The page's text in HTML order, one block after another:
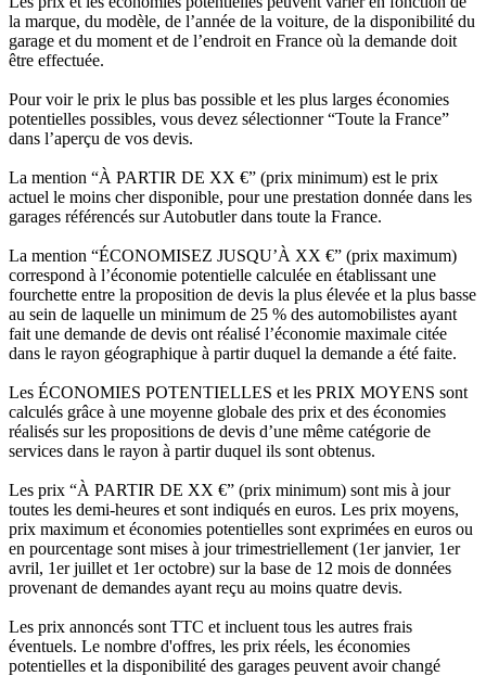
la marque, du modèle, de l’année de la voiture, de la disponibilité du
garage et du moment et de l’endroit en France où la demande doit
être effectuée.
Pour voir le prix le plus bas possible et les plus larges économies
potentielles possibles, vous devez sélectionner “Toute la France”
dans l’aperçu de vos devis.
La mention “À PARTIR DE XX €” (prix minimum) est le prix
actuel le moins cher disponible, pour une prestation donnée dans les
garages référencés sur Autobutler dans toute la France.
La mention “ÉCONOMISEZ JUSQU’À XX €” (prix maximum)
correspond à l’économie potentielle calculée en établissant une
fourchette entre la proposition de devis la plus élevée et la plus basse
au sein de laquelle un minimum de 25 % des automobilistes ayant
fait une demande de devis ont réalisé l’économie maximale citée
dans le rayon géographique à partir duquel la demande a été faite.
Les ÉCONOMIES POTENTIELLES et les PRIX MOYENS sont
calculés grâce à une moyenne globale des prix et des économies
réalisés sur les propositions de devis d’une même catégorie de
services dans le rayon à partir duquel ils sont obtenus.
Les prix “À PARTIR DE XX €” (prix minimum) sont mis à jour
toutes les demi-heures et sont indiqués en euros. Les prix moyens,
prix maximum et économies potentielles sont exprimées en euros ou
en pourcentage sont mises à jour trimestriellement (1er janvier, 1er
avril, 1er juillet et 1er octobre) sur la base de 12 mois de données
provenant de demandes ayant reçu au moins quatre devis.
Les prix annoncés sont TTC et incluent tous les autres frais
éventuels. Le nombre d'offres, les prix réels, les économies
potentielles et la disponibilité des garages peuvent avoir changé